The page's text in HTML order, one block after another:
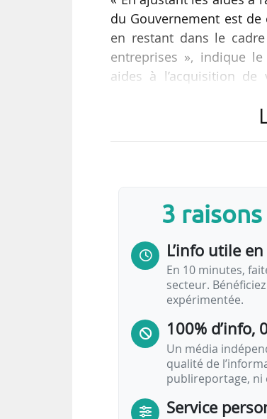
du Gouvernement est
en restant dans le
entreprises », indique
aides à l’acquisition
avoir atteint 50 000
Il diminue de 1 000 € le
3
L’info utile
En 10 minutes,
secteur.
expérimentée.
100% d’info,
Un média
qualité de
publireportage, ni
Service